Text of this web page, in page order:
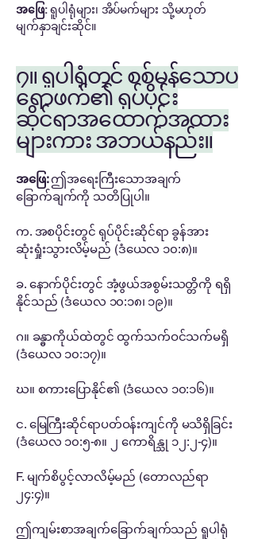
အဖြေ:ရူပါရုံများ၊ အိပ်မက်များ သို့မဟုတ်
မျက်နှာချင်းဆိုင်။
၇။ ရူပါရုံတွင် စစ်မှန်သောပ
ရောဖက်၏ ရုပ်ပိုင်း
ဆိုင်ရာအထောက်အထား
များကား အဘယ်နည်း။
အဖြေ:ဤအရေးကြီးသောအချက်
ခြောက်ချက်ကို သတိပြုပါ။
က. အစပိုင်းတွင် ရုပ်ပိုင်းဆိုင်ရာ ခွန်အား
ဆုံးရှုံးသွားလိမ့်မည် (ဒံယေလ ၁၀:၈)။
ခ. နောက်ပိုင်းတွင် အံ့ဖွယ်အစွမ်းသတ္တိကို ရရှိ
နိုင်သည် (ဒံယေလ ၁၀:၁၈၊ ၁၉)။
ဂ။ ခန္ဓာကိုယ်ထဲတွင် ထွက်သက်ဝင်သက်မရှိ
(ဒံယေလ ၁၀:၁၇)။
ဃ။ စကားပြောနိုင်၏ (ဒံယေလ ၁၀:၁၆)။
င. မြေကြီးဆိုင်ရာပတ်ဝန်းကျင်ကို မသိရှိခြင်း
(ဒံယေလ ၁၀:၅-၈။ ၂ ကောရိန္သု ၁၂:၂-၄)။
F. မျက်စိပွင့်လာလိမ့်မည် (တောလည်ရာ
၂၄:၄)။
ဤကျမ်းစာအချက်ခြောက်ချက်သည် ရူပါရုံ